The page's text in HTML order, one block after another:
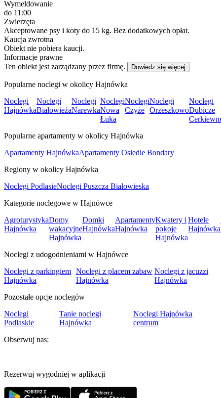
Wymeldowanie
do 11:00
Zwierzęta
Akceptowane psy i koty do 15 kg. Bez dodatkowych opłat.
Kaucja zwrotna
Obiekt nie pobiera kaucji.
Informacje prawne
Ten obiekt jest zarządzany przez firmę.
Dowiedz się więcej
Popularne noclegi w okolicy Hajnówka
Noclegi
Hajnówka
Noclegi
Białowieża
Noclegi
Narewka
Noclegi
Nowa
Łuka
Noclegi
Czyże
Noclegi
Orzeszkowo
Noclegi
Dubicze
Popularne apartamenty w okolicy Hajnówka
Apartamenty HajnówkaApartamenty Osiedle Bondary
Regiony w okolicy Hajnówka
Noclegi PodlasieNoclegi Puszcza Białowieska
Kategorie noclegowe w Hajnówce
Agroturystyka
Hajnówka
Domy
wakacyjne
Hajnówka
Domki
Hajnówka
Apartamenty
Hajnówka
Kwatery i
pokoje
Hajnówka
Hotele
Hajnówka
Noclegi z udogodnieniami w Hajnówce
Noclegi z parkingiem
Hajnówka
Noclegi z placem zabaw
Hajnówka
Noclegi z jacuzzi
Hajnówka
Pozostałe opcje noclegów
Noclegi
Podlaskie
Tanie noclegi
Hajnówka
Noclegi Hajnówka
centrum
Obserwuj nas:
Rezerwuj wygodniej w aplikacji